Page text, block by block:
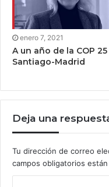
enero 7, 2021
A un año de la COP 25
Santiago-Madrid
Deja una
Tu dirección de correo
campos obligatorios